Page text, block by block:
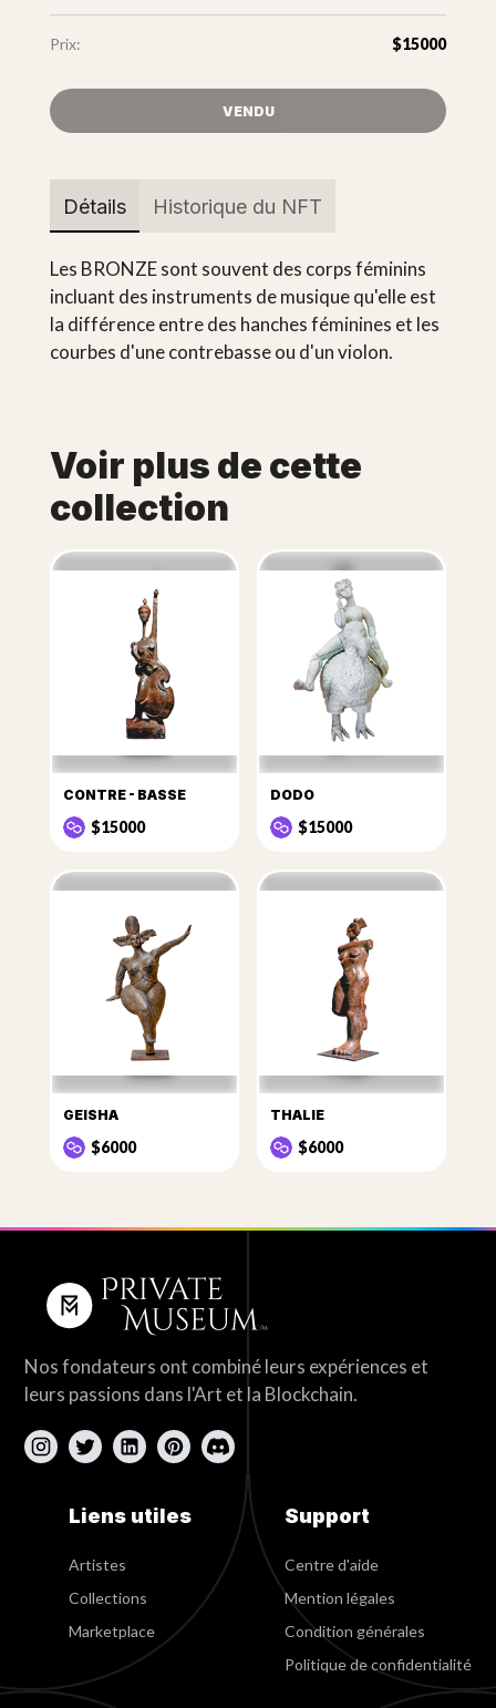
Prix: $15000
VENDU
Détails Historique du NFT
Les BRONZE sont souvent des corps féminins
incluant des instruments de musique qu'elle est
la différence entre des hanches féminines et les
courbes d'une contrebasse ou d'un violon.
Voir plus de cette
collection
CONTRE - BASSE
$15000
DODO
$15000
GEISHA
$6000
THALIE
$6000
Nos fondateurs ont combiné leurs expériences et
leurs passions dans l'Art et la Blockchain.
Liens utiles
Artistes
Collections
Marketplace
Support
Centre d'aide
Mention légales
Condition générales
Politique de confidentialité